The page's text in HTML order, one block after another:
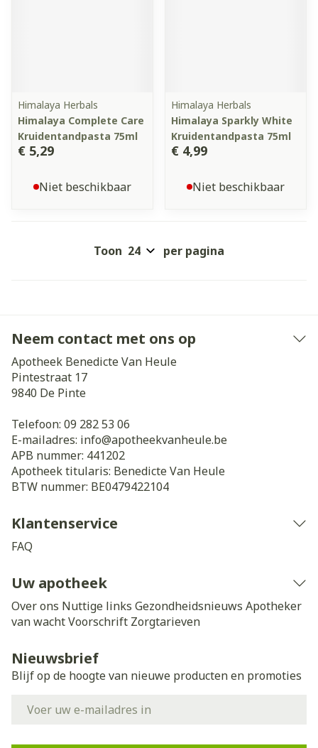
Himalaya Herbals
Himalaya Complete Care
Kruidentandpasta 75ml
€ 5,29
Niet beschikbaar
Himalaya Herbals
Himalaya Sparkly White
Kruidentandpasta 75ml
€ 4,99
Niet beschikbaar
Toon per pagina
Neem contact met ons op
Apotheek Benedicte Van Heule
Pintestraat 17
9840 De Pinte
Telefoon: 09 282 53 06
E-mailadres: info@apotheekvanheule.be
APB nummer: 441202
Apotheek titularis: Benedicte Van Heule
BTW nummer: BE0479422104
Klantenservice
FAQ
Uw apotheek
Over ons Nuttige links Gezondheidsnieuws Apotheker
van wachtVoorschrift Zorgtarieven
Nieuwsbrief
Blijf op de hoogte van nieuwe producten en promoties